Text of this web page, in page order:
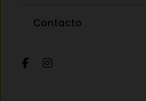
Contacto